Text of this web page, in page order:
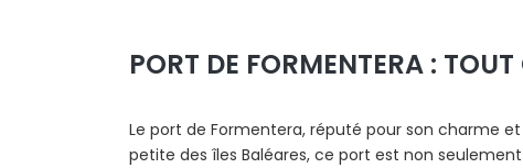
PORT DE FORMENTERA :
Le port de Formentera, réputé pour son charme
petite des îles Baléares, ce port est non